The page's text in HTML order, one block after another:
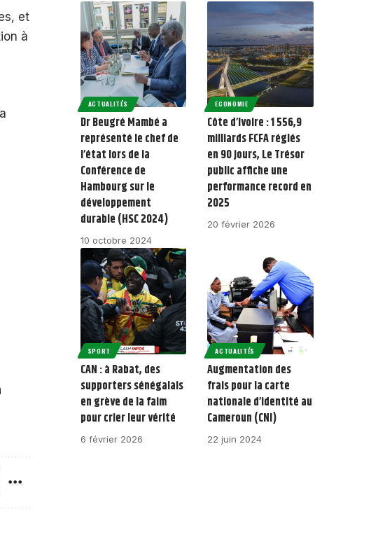
et
à
ACTUALITÉS
Dr Beugré Mambé a
représenté le chef de
l’état lors de la
Conférence de
Hambourg sur le
développement
durable (HSC 2024)
10 octobre 2024
ECONOMIE
Côte d’Ivoire : 1 556,9
milliards FCFA réglés
en 90 jours, Le Trésor
public affiche une
performance record en
2025
20 février 2026
SPORT
CAN : à Rabat, des
supporters sénégalais
en grève de la faim
pour crier leur vérité
6 février 2026
ACTUALITÉS
Augmentation des
frais pour la carte
nationale d’identité au
Cameroun (CNI)
22 juin 2024